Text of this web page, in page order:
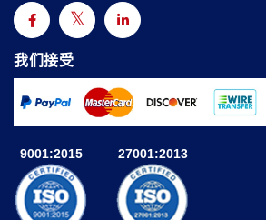
我们接受
9001:2015 27001:2013